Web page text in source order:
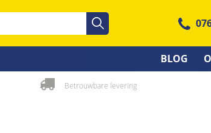
Zoeken
BLOG
Betrouwbare levering